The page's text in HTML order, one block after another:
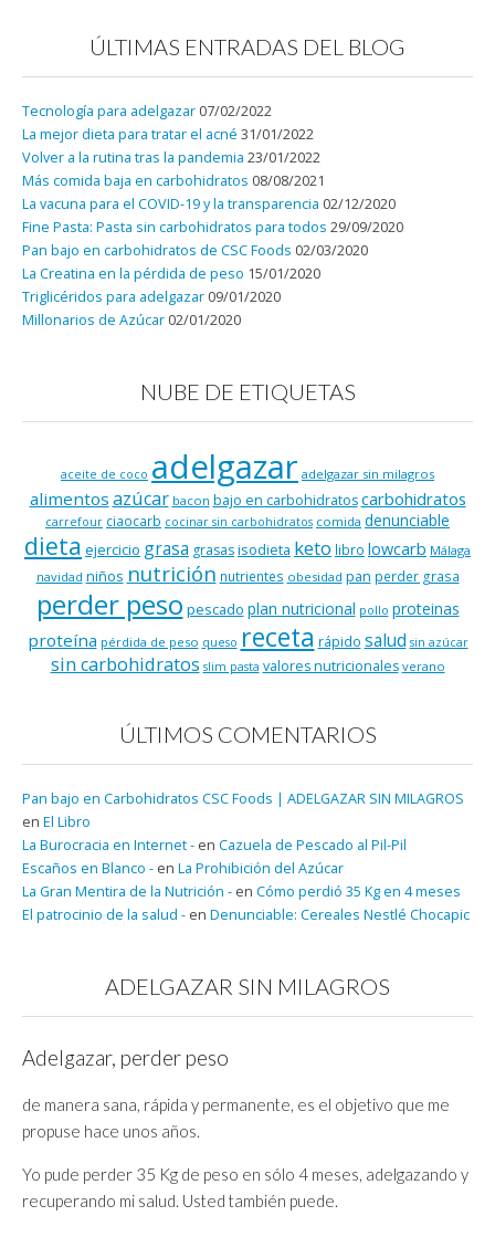
ÚLTIMAS ENTRADAS DEL BLOG
Tecnología para adelgazar 07/02/2022
La mejor dieta para tratar el acné 31/01/2022
Volver a la rutina tras la pandemia 23/01/2022
Más comida baja en carbohidratos 08/08/2021
La vacuna para el COVID-19 y la transparencia 02/12/2020
Fine Pasta: Pasta sin carbohidratos para todos 29/09/2020
Pan bajo en carbohidratos de CSC Foods 02/03/2020
La Creatina en la pérdida de peso 15/01/2020
Triglicéridos para adelgazar 09/01/2020
Millonarios de Azúcar 02/01/2020
NUBE DE ETIQUETAS
aceite de coco adelgazar adelgazar sin milagros
alimentos azúcar bacon bajo en carbohidratos carbohidratos
carrefour ciaocarb cocinar sin carbohidratos comida denunciable
dieta ejercicio grasa grasasisodieta keto libro lowcarb Málaga
navidad niños nutrición nutrientes obesidad pan perder grasa
perder peso pescado plan nutricional pollo proteinas
proteína pérdida de peso queso receta rápido salud sin azúcar
sin carbohidratos slim pasta valores nutricionales verano
ÚLTIMOS COMENTARIOS
Pan bajo en Carbohidratos CSC Foods | ADELGAZAR SIN MILAGROS
en El Libro
La Burocracia en Internet - en Cazuela de Pescado al Pil-Pil
Escaños en Blanco - en La Prohibición del Azúcar
La Gran Mentira de la Nutrición - en Cómo perdió 35 Kg en 4 meses
El patrocinio de la salud - en Denunciable: Cereales Nestlé Chocapic
ADELGAZAR SIN MILAGROS
Adelgazar, perder peso
de manera sana, rápida y permanente, es el objetivo que me
propuse hace unos años.
Yo pude perder 35 Kg de peso en sólo 4 meses, adelgazando y
recuperando mi salud. Usted también puede.